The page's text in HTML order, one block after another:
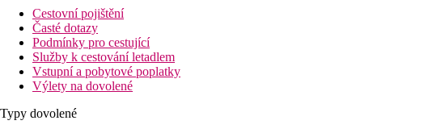
Cestovní pojištění
Časté dotazy
Podmínky pro cestující
Služby k cestování letadlem
Vstupní a pobytové poplatky
Výlety na dovolené
Typy dovolené